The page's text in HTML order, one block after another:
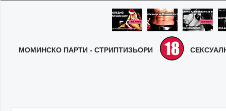
МОМИНСКО ПАРТИ - СТРИПТИЗЬОРИ